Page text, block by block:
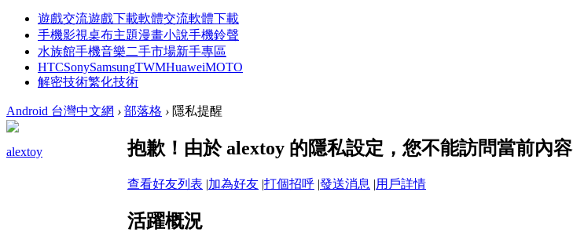
遊戲交流遊戲下載軟體交流軟體下載
手機影視桌布主題漫畫小說手機鈴聲
水族館手機音樂二手市場新手專區
HTCSonySamsungTWMHuaweiMOTO
解密技術繁化技術
Android 台灣中文網 › 部落格 › 隱私提醒
alextoy 抱歉！由於 alextoy 的隱私設定，您不能訪問當前內容
查看好友列表 |加為好友 |打個招呼 |發送消息 |用戶詳情
活躍概況